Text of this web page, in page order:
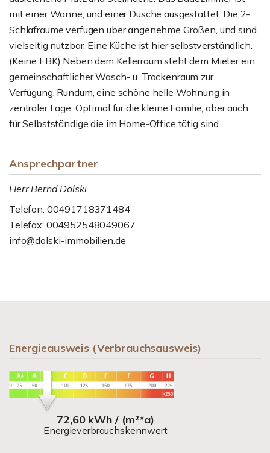
mit einer Wanne, und einer Dusche ausgestattet. Die 2-
Schlafräume verfügen über angenehme Größen, und sind
vielseitig nutzbar. Eine Küche ist hier selbstverständlich.
(Keine EBK) Neben dem Kellerraum steht dem Mieter ein
gemeinschaftlicher Wasch- u. Trockenraum zur
Verfügung. Rundum, eine schöne helle Wohnung in
zentraler Lage. Optimal für die kleine Familie, aber auch
für Selbstständige die im Home-Office tätig sind.
Ansprechpartner
Herr Bernd Dolski
Telefon: 00491718371484
Telefax: 004952548049067
info@dolski-immobilien.de
Energieausweis (Verbrauchsausweis)
72,60 kWh / (m²*a)
Energieverbrauchskennwert